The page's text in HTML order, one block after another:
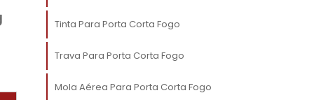
Tinta Para Porta Corta Fogo
Trava Para Porta Corta Fogo
Mola Aérea Para Porta Corta Fogo